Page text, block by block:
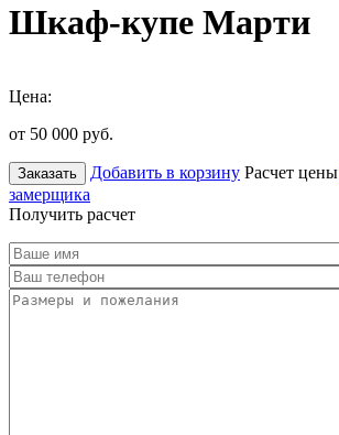
Шкаф-купе Марти
Цена:
от 50 000 руб.
Заказать Добавить в корзину Расчет цены
замерщика
Получить расчет